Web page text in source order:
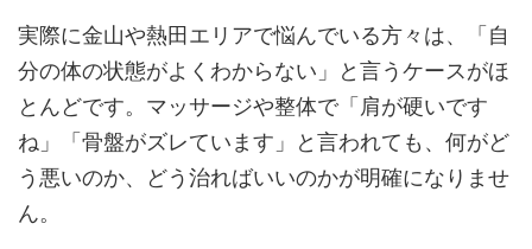
実際に金山や熱田エリアで悩んでいる方々は、「自
分の体の状態がよくわからない」と言うケースがほ
とんどです。マッサージや整体で「肩が硬いです
ね」「骨盤がズレています」と言われても、何がど
う悪いのか、どう治ればいいのかが明確になりませ
ん。